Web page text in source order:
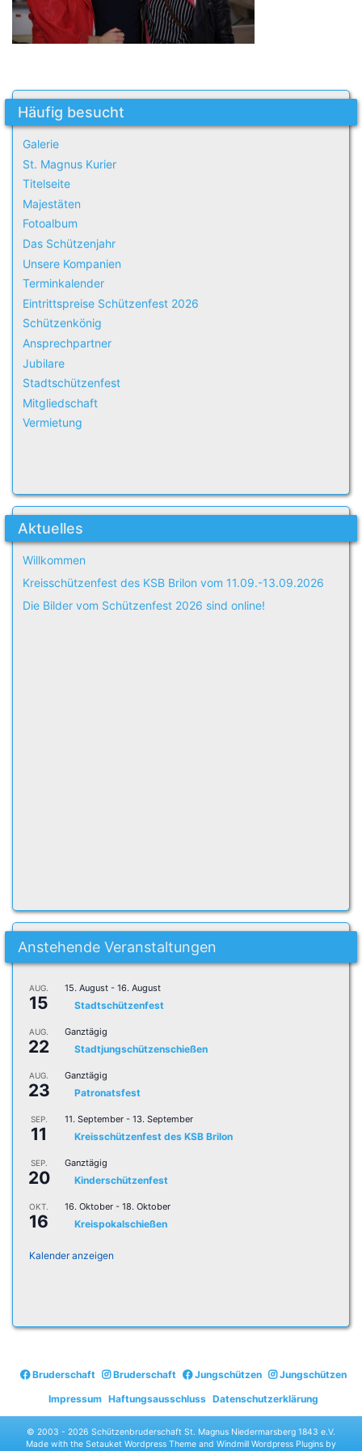
Häufig besucht
Galerie
St. Magnus Kurier
Titelseite
Majestäten
Fotoalbum
Das Schützenjahr
Unsere Kompanien
Terminkalender
Eintrittspreise Schützenfest 2026
Schützenkönig
Ansprechpartner
Jubilare
Stadtschützenfest
Mitgliedschaft
Vermietung
Aktuelles
Willkommen
Kreisschützenfest des KSB Brilon vom 11.09.-13.09.2026
Die Bilder vom Schützenfest 2026 sind online!
Anstehende Veranstaltungen
AUG.
15
15. August - 16. August
Stadtschützenfest
AUG.
22
Ganztägig
Stadtjungschützenschießen
AUG.
23
Ganztägig
Patronatsfest
SEP.
11
11. September - 13. September
Kreisschützenfest des KSB Brilon
SEP.
20
Ganztägig
Kinderschützenfest
OKT.
16
16. Oktober - 18. Oktober
Kreispokalschießen
Kalender anzeigen
Bruderschaft Bruderschaft Jungschützen
Jungschützen
Impressum Haftungsausschluss Datenschutzerklärung
© 2003 - 2026 Schützenbruderschaft St. Magnus Niedermarsberg 1843 e.V.
Made with the Setauket Wordpress Theme and Windmill Wordpress Plugins by